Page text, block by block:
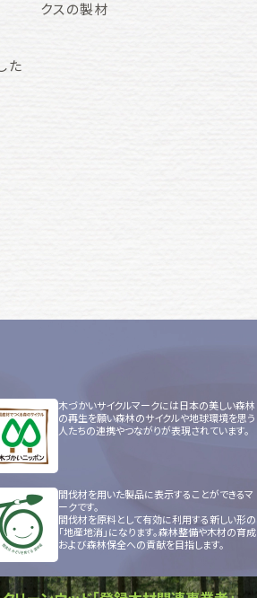
た
クスの製材
木づかいサイクルマークには日本の美しい森林
の再生を願い森林のサイクルや地球環境を思う
人たちの連携やつながりが表現されています。
間伐材を用いた製品に表示することができるマ
ークです。
間伐材を原料として有効に利用する新しい形の
「地産地消」になります。森林整備や木材の育成
および森林保全への貢献を目指します。